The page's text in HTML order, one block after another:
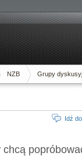
NZB Grupy
Idź